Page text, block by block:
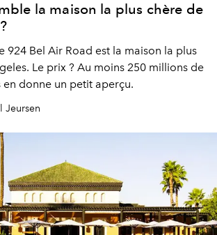
la maison la plus chère de
924 Bel Air Road est la maison la plus
Le prix ? Au moins 250 millions de
donne un petit aperçu.
Jeursen